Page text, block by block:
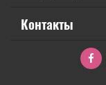
Контакты